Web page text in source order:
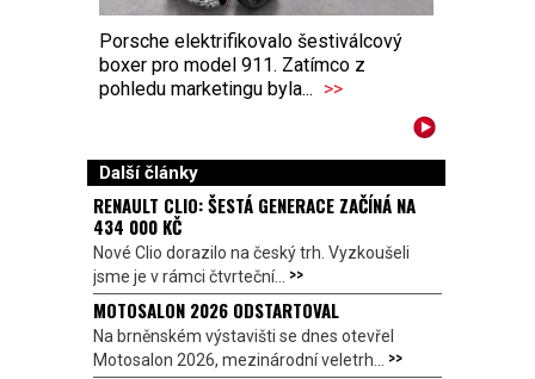
Porsche elektrifikovalo šestiválcový
boxer pro model 911. Zatímco z
pohledu marketingu byla... >>
Další články
RENAULT CLIO: ŠESTÁ GENERACE ZAČÍNÁ NA
434 000 KČ
Nové Clio dorazilo na český trh. Vyzkoušeli
jsme je v rámci čtvrteční... >>
MOTOSALON 2026 ODSTARTOVAL
Na brněnském výstavišti se dnes otevřel
Motosalon 2026, mezinárodní veletrh... >>